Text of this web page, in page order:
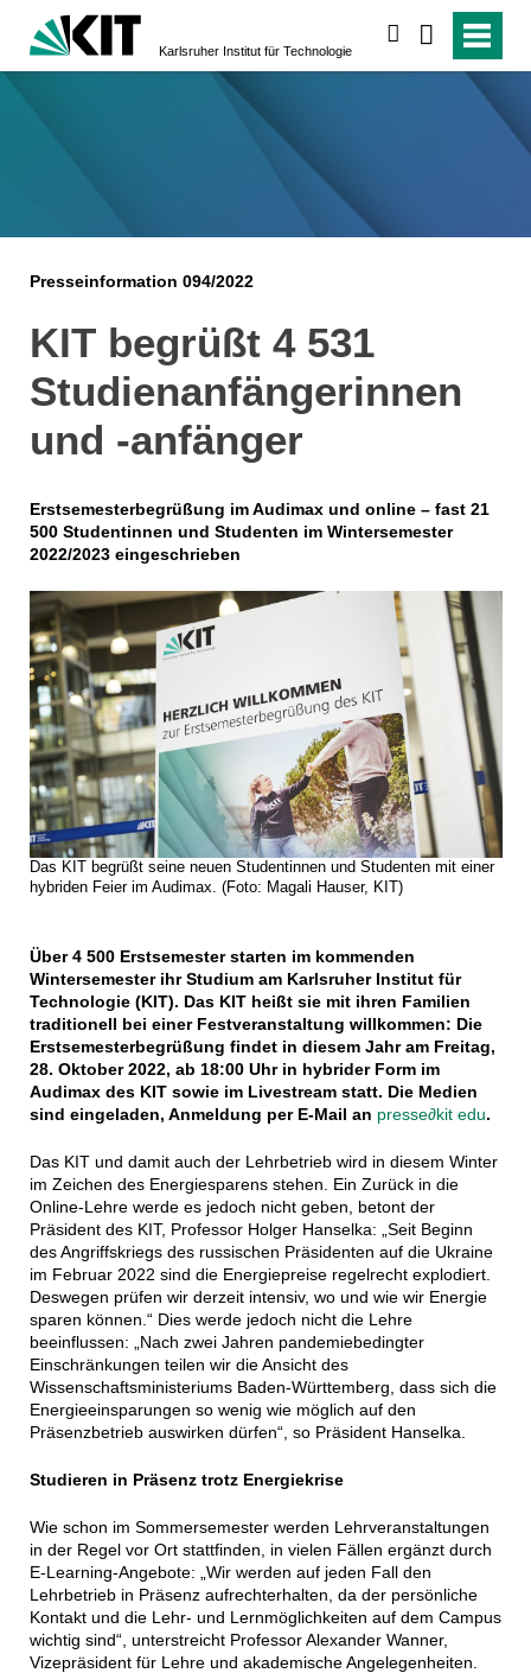
Karlsruher Institut für Technologie
Presseinformation 094/2022
KIT begrüßt 4 531
Studienanfängerinnen
und -anfänger
Erstsemesterbegrüßung im Audimax und online – fast 21
500 Studentinnen und Studenten im Wintersemester
2022/2023 eingeschrieben
Das KIT begrüßt seine neuen Studentinnen und Studenten mit einer
hybriden Feier im Audimax. (Foto: Magali Hauser, KIT)
Über 4 500 Erstsemester starten im kommenden
Wintersemester ihr Studium am Karlsruher Institut für
Technologie (KIT). Das KIT heißt sie mit ihren Familien
traditionell bei einer Festveranstaltung willkommen: Die
Erstsemesterbegrüßung findet in diesem Jahr am Freitag,
28. Oktober 2022, ab 18:00 Uhr in hybrider Form im
Audimax des KIT sowie im Livestream statt. Die Medien
sind eingeladen, Anmeldung per E-Mail an presse∂kit edu.
Das KIT und damit auch der Lehrbetrieb wird in diesem Winter
im Zeichen des Energiesparens stehen. Ein Zurück in die
Online-Lehre werde es jedoch nicht geben, betont der
Präsident des KIT, Professor Holger Hanselka: „Seit Beginn
des Angriffskriegs des russischen Präsidenten auf die Ukraine
im Februar 2022 sind die Energiepreise regelrecht explodiert.
Deswegen prüfen wir derzeit intensiv, wo und wie wir Energie
sparen können.“ Dies werde jedoch nicht die Lehre
beeinflussen: „Nach zwei Jahren pandemiebedingter
Einschränkungen teilen wir die Ansicht des
Wissenschaftsministeriums Baden-Württemberg, dass sich die
Energieeinsparungen so wenig wie möglich auf den
Präsenzbetrieb auswirken dürfen“, so Präsident Hanselka.
Studieren in Präsenz trotz Energiekrise
Wie schon im Sommersemester werden Lehrveranstaltungen
in der Regel vor Ort stattfinden, in vielen Fällen ergänzt durch
E-Learning-Angebote: „Wir werden auf jeden Fall den
Lehrbetrieb in Präsenz aufrechterhalten, da der persönliche
Kontakt und die Lehr- und Lernmöglichkeiten auf dem Campus
wichtig sind“, unterstreicht Professor Alexander Wanner,
Vizepräsident für Lehre und akademische Angelegenheiten.